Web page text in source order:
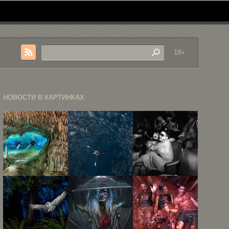
18+
НОВОСТИ В КАРТИНКАХ
25 лучших
снимков
победителей
конкурса ...
15
захватывающих
снимков
обитателей
подводных
Чем
занимались
зрители в
кинотеатрах
...